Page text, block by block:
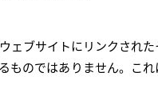
ェブサイトにリンクされ
ものではありません。こ